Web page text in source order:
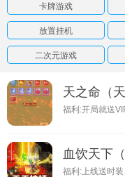
卡牌游戏
放置挂机
二次元游戏
天之命（
福利:开局就送
血饮天下
福利:上线送时